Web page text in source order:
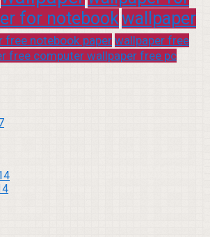
for notebookwallpaper
free notebook paperwallpaper free
free computer wallpaper free pc